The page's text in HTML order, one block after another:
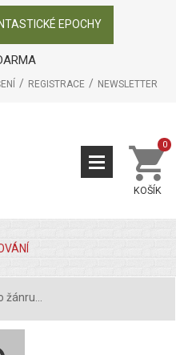
EPOCHY
REGISTRACE NEWSLETTER
KOŠÍK
0